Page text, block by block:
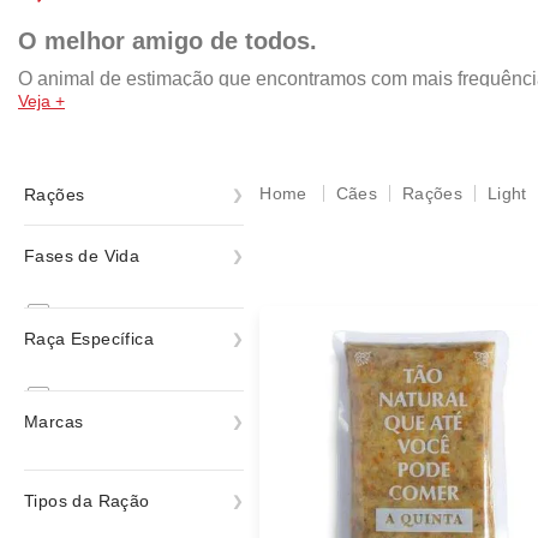
O melhor amigo de todos.
O animal de estimação que encontramos com mais
da pomerania, shih tzu, yorkshire, chow chow, rottweiler,
acessórios e muito mais!
Veja +
Rações
Fases de Vida
Senior
Raça Específica
Marcas
ver todas
Tipos da Ração
Cães Rações Light